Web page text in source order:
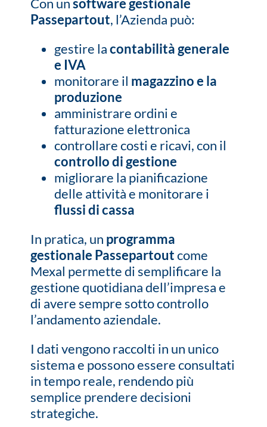
Passepartout, l’Azienda può:
gestire lacontabilità generale
e IVA
monitorare il magazzino e la
produzione
amministrare ordini e
fatturazione elettronica
controllare costi e ricavi, con il
controllo di gestione
migliorare la pianificazione
delle attività e monitorare i
flussi di cassa
In pratica, un programma
gestionale Passepartoutcome
Mexal permette di semplificare la
gestione quotidiana dell’impresa e
di avere sempre sotto controllo
l’andamento aziendale.
I dati vengono raccolti in un unico
sistema e possono essere consultati
in tempo reale, rendendo più
semplice prendere decisioni
strategiche.